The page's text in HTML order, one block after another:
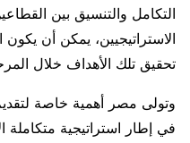
التكامل والتنسيق بين
الاستراتيجيين، يمكن أن
تحقيق تلك الأهداف خلال
وتولى مصر أهمية خاصة
في إطار استراتيجية